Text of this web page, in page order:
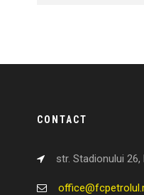
CONTACT
str. Stadionului 26,